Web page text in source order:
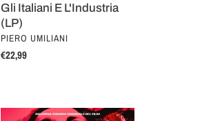
Gli Italiani E L'Industria
(LP)
VENDOR
PIERO UMILIANI
Regular
€22,99